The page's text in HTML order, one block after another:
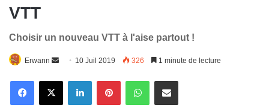
VTT
Choisir un nouveau VTT à l'aise partout !
Erwann
Envoyer
courriel
10 Juil 2019 326 1 minute de lecture
LinkedinPinterestWhatsAppE-Mail